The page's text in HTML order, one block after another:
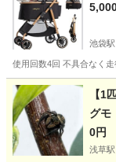
池袋駅
使用回数4回 不具合なく
東京 豊島区 池
【1
グモ
迎
0円
浅草駅